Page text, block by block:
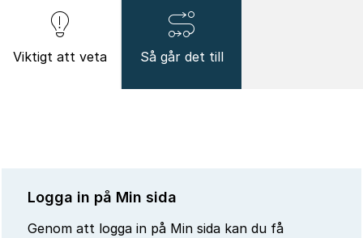
Viktigt att veta Så går det till
Logga in på Min sida
Genom att logga in på Min sida kan du få